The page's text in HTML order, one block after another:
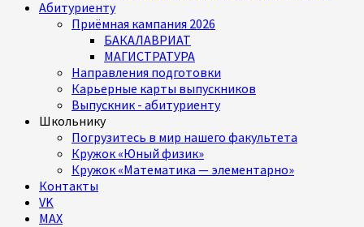
Абитуриенту
Приёмная кампания 2026
БАКАЛАВРИАТ
МАГИСТРАТУРА
Направления подготовки
Карьерные карты выпускников
Выпускник - абитуриенту
Школьнику
Погрузитесь в мир нашего факультета
Кружок «Юный физик»
Кружок «Математика — элементарно»
Контакты
VK
MAX